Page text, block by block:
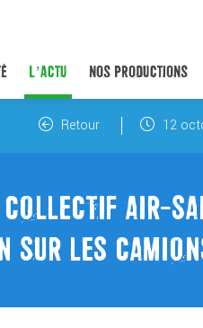
L’ACTU NOS PRODUCTIONS
Retour 12
AIR-
SUR LES